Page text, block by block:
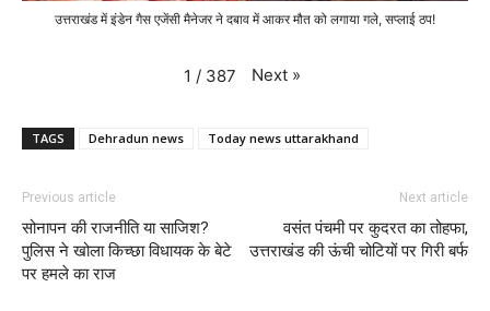
उत्तराखंड में इंडेन गैस एजेंसी मैनेजर ने दबाव में आकर मौत को लगाया गले, सप्लाई ठप!
1 / 387 Next »
TAGS Dehradun news Today news uttarakhand
Previous article
सोनापन की राजनीति या साजिश?
पुलिस ने खोला किच्छा विधायक के बेटे
पर हमले का राज
Next article
वसंत पंचमी पर कुदरत का तोहफा,
उत्तराखंड की ऊंची चोटियों पर गिरी बर्फ